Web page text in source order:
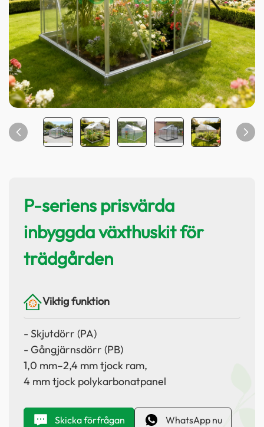
P-seriens prisvärda
inbyggda växthuskit för
trädgården
Viktig funktion
- Skjutdörr (PA)
- Gångjärnsdörr (PB)
1,0 mm–2,4 mm tjock ram,
4 mm tjock polykarbonatpanel
Skicka förfrågan WhatsApp nu